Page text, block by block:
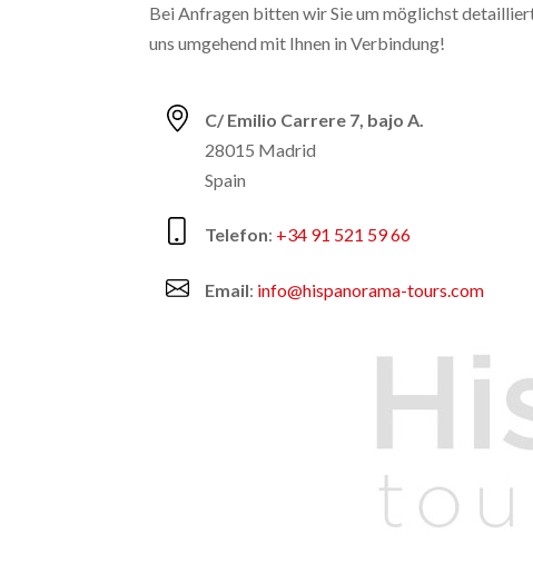
Bei Anfragen bitten wir Sie um möglichst
uns umgehend mit Ihnen in Verbindung!
C/ Emilio Carrere 7, bajo A.
28015 Madrid
Spain
Telefon: +34 91 521 59 66
Email: info@hispanorama-tours.com